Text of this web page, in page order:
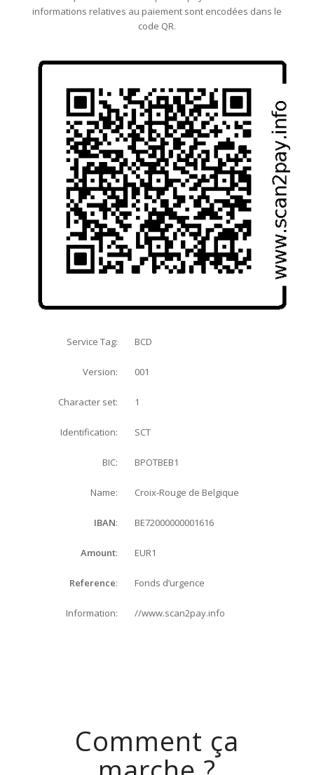
informations relatives au paiement sont encodées dans le
code QR.
Service Tag: BCD
Version: 001
Character set: 1
Identification: SCT
BIC: BPOTBEB1
Name: Croix-Rouge de Belgique
IBAN: BE72000000001616
Amount: EUR1
Reference: Fonds d’urgence
Information: //www.scan2pay.info
Comment ça